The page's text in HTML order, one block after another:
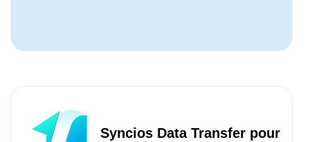
Syncios Data Transfer pour